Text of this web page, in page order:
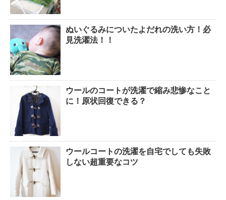
ぬいぐるみについたよだれの洗い方！必
見洗濯法！！
ウールのコートが洗濯で縮み悲惨なこと
に！原状回復できる？
ウールコートの洗濯を自宅でしても失敗
しない超重要なコツ